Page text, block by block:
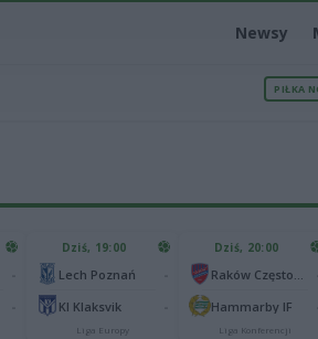
Newsy
PIŁKA
Dziś, 19:00
Lech Poznań
KI Klaksvik
Liga Europy
Dziś, 20:00
Hammarby IF
Liga Konferencji